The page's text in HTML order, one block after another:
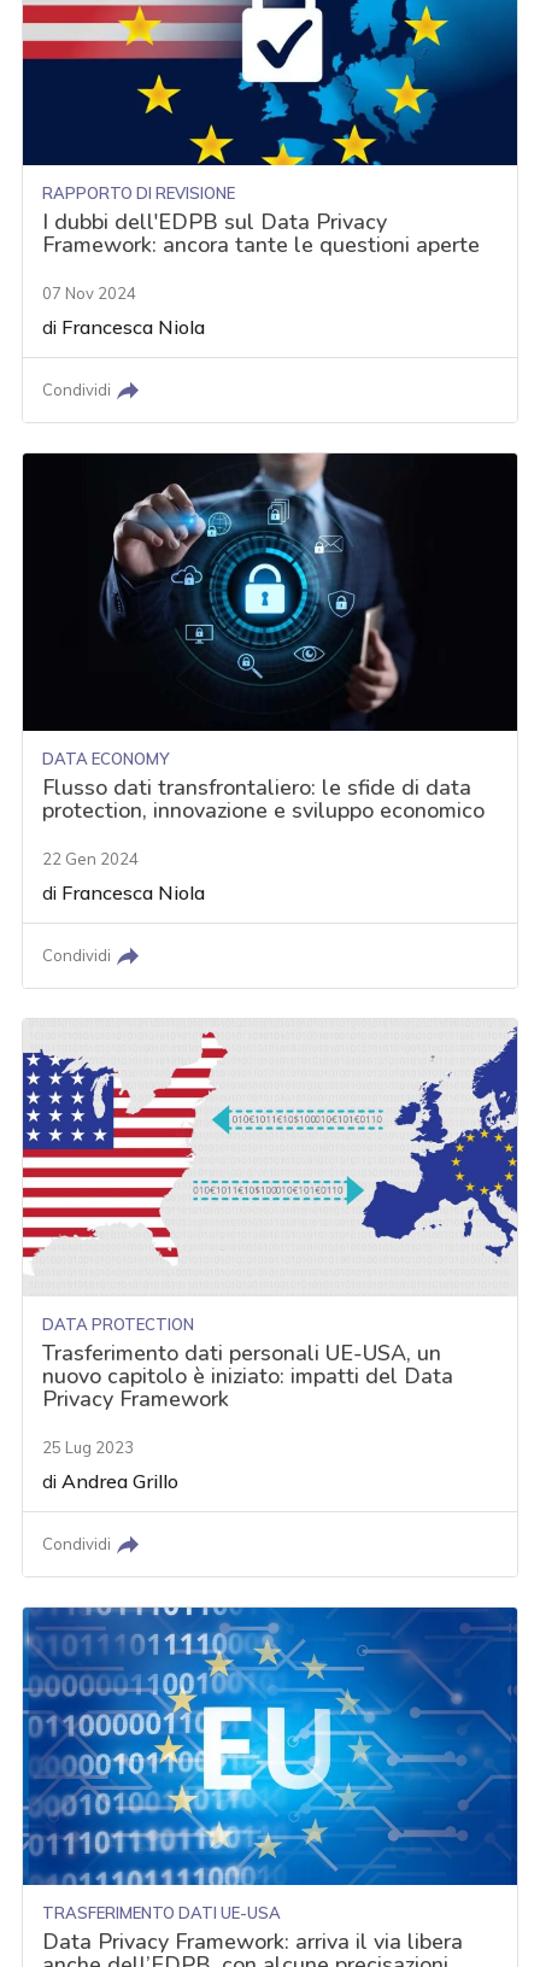
RAPPORTO DI REVISIONE
I dubbi dell'EDPB sul Data Privacy
Framework: ancora tante le questioni aperte
07 Nov 2024
di Francesca Niola
Condividi
DATA ECONOMY
Flusso dati transfrontaliero: le sfide di data
protection, innovazione e sviluppo economico
22 Gen 2024
di Francesca Niola
Condividi
DATA PROTECTION
Trasferimento dati personali UE-USA, un
nuovo capitolo è iniziato: impatti del Data
Privacy Framework
25 Lug 2023
diAndrea Grillo
Condividi
TRASFERIMENTO DATI UE-USA
Data Privacy Framework: arriva il via libera